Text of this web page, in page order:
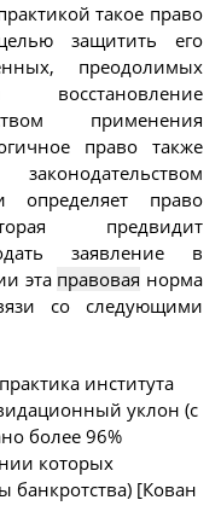
такое право
защитить его
преодолимых
восстановление
применения
право также
право
предвидит
заявление в
эта правовая норма
со следующими
института
уклон (с
более 96%
которых
банкротства) [Кован